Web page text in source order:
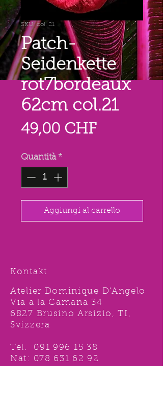
SKU: col. 21
Patch-
Seidenkette
rot7bordeaux
62cm col.21
49,00 CHFPrezzo
Quantità *
Aggiungi al carrello
Kontakt
Atelier Dominique D'Angelo
Via a la Camana 34
6827 Brusino Arsizio, TI,
Svizzera
Tel. 091 996 15 38
Nat: 078 631 62 92